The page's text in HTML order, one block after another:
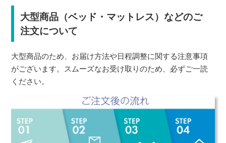
大型商品（ベッド・マットレス）などのご
注文について
大型商品のため、お届け方法や日程調整に関する注意事項
がございます。スムーズなお受け取りのため、必ずご一読
ください。